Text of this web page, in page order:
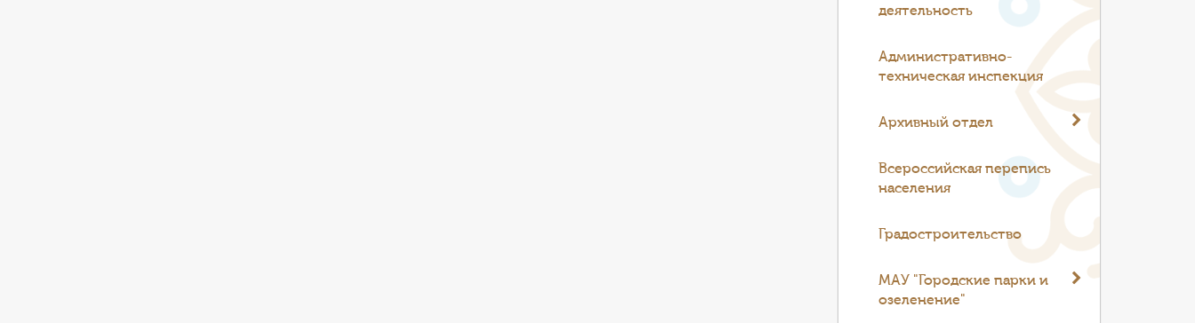
деятельность
Административно-
техническая инспекция
Архивный отдел
Всероссийская перепись
населения
Градостроительство
МАУ "Городские парки и
озеленение"